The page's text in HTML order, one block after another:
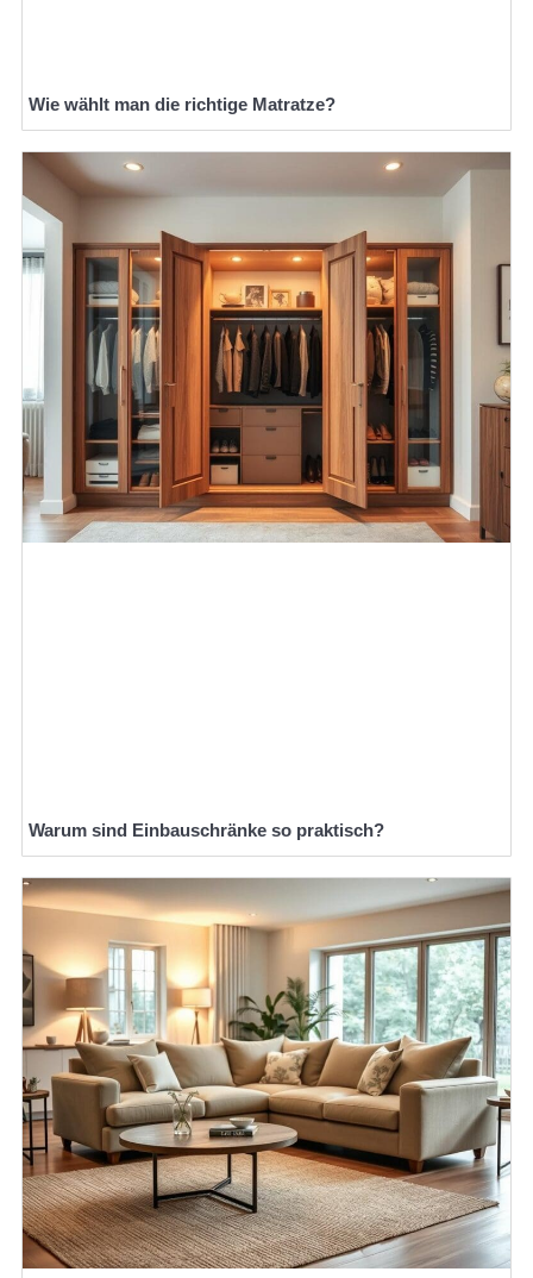
Wie wählt man die richtige Matratze?
Warum sind Einbauschränke so praktisch?